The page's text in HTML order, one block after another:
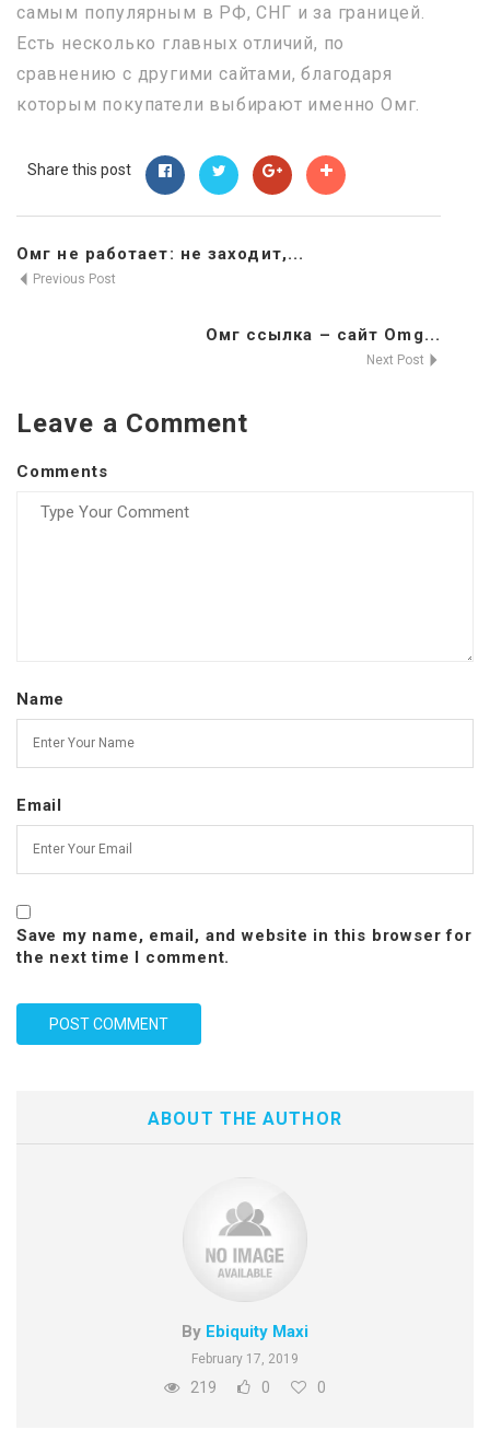
самым популярным в РФ, СНГ и за границей.
Есть несколько главных отличий, по
сравнению с другими сайтами, благодаря
которым покупатели выбирают именно Омг.
Share this post
Омг не работает: не заходит,...
Previous Post
Омг ссылка – сайт Omg...
Next Post
Leave a Comment
Comments
Name
Email
Save my name, email, and website in this browser for
the next time I comment.
ABOUT THE AUTHOR
By Ebiquity Maxi
February 17, 2019
219 0 0